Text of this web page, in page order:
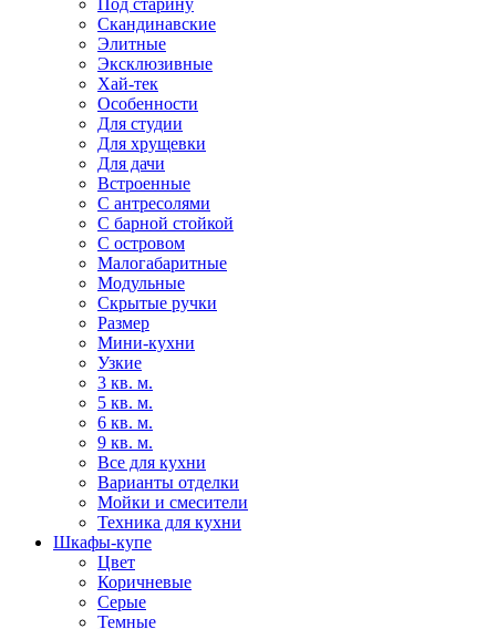
Под старину
Скандинавские
Элитные
Эксклюзивные
Хай-тек
Особенности
Для студии
Для хрущевки
Для дачи
Встроенные
С антресолями
С барной стойкой
С островом
Малогабаритные
Модульные
Скрытые ручки
Размер
Мини-кухни
Узкие
3 кв. м.
5 кв. м.
6 кв. м.
9 кв. м.
Все для кухни
Варианты отделки
Мойки и смесители
Техника для кухни
Шкафы-купе
Цвет
Коричневые
Серые
Темные